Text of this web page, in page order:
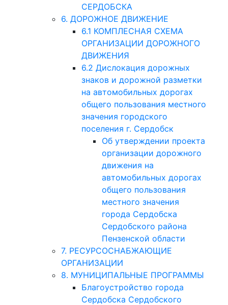
СЕРДОБСКА
6. ДОРОЖНОЕ ДВИЖЕНИЕ
6.1 КОМПЛЕСНАЯ СХЕМА
ОРГАНИЗАЦИИ ДОРОЖНОГО
ДВИЖЕНИЯ
6.2 Дислокация дорожных
знаков и дорожной разметки
на автомобильных дорогах
общего пользования местного
значения городского
поселения г. Сердобск
Об утверждении проекта
организации дорожного
движения на
автомобильных дорогах
общего пользования
местного значения
города Сердобска
Сердобского района
Пензенской области
7. РЕСУРСОСНАБЖАЮЩИЕ
ОРГАНИЗАЦИИ
8. МУНИЦИПАЛЬНЫЕ ПРОГРАММЫ
Благоустройство города
Сердобска Сердобского